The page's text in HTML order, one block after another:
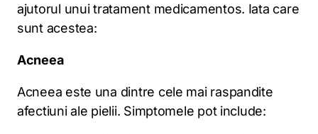
ajutorul unui tratament medicamentos. Iata care
sunt acestea:
Acneea
Acneea este una dintre cele mai raspandite
afectiuni ale pielii. Simptomele pot include: